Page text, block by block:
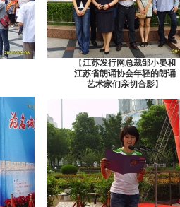
【江苏发行网总裁邹小晏和
江苏省朗诵协会年轻的朗诵
艺术家们亲切合影】